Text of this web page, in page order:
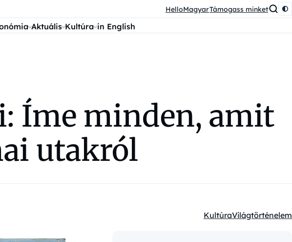
HelloMagyarTámogass minket
Aktuális Kultúra in English
Íme minden, amit
utakról
Kategóriák:
KultúraVilágtörténelem